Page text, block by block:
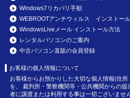
Windows7リカバリ手順
WEBROOTアンチウィルス インストー
WindowsLiveメール インストール方法
レンタルパソコンのご案内
中古パソコン直販の会員登録
お客様の個人情報について
お客様からお預かりした大切な個人情報(住
を、 裁判所・警察機関等・公共機関からの
者に譲渡または利用する事は一切ございません